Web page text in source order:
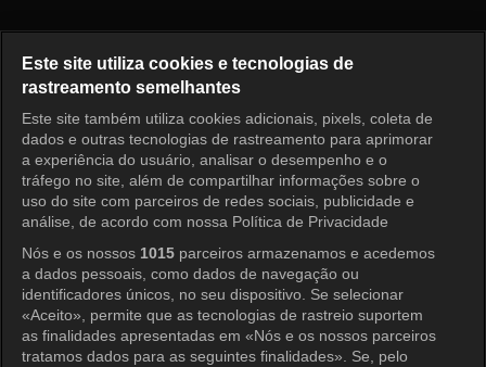
Entrar
Este site utiliza cookies e tecnologias de
rastreamento semelhantes
Este site também utiliza cookies adicionais, pixels, coleta de
dados e outras tecnologias de rastreamento para aprimorar
a experiência do usuário, analisar o desempenho e o
tráfego no site, além de compartilhar informações sobre o
uso do site com parceiros de redes sociais, publicidade e
análise, de acordo com nossa Política de Privacidade
Nós e os nossos 1015 parceiros armazenamos e acedemos
a dados pessoais, como dados de navegação ou
identificadores únicos, no seu dispositivo. Se selecionar
«Aceito», permite que as tecnologias de rastreio suportem
as finalidades apresentadas em «Nós e os nossos parceiros
tratamos dados para as seguintes finalidades». Se, pelo